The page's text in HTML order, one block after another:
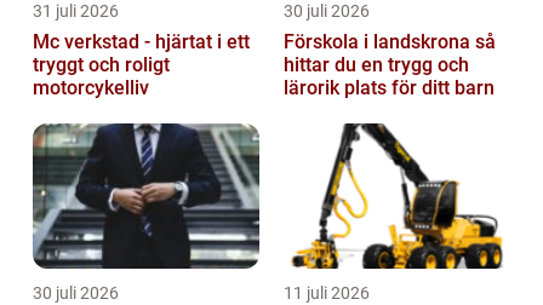
31 juli 2026
Mc verkstad - hjärtat i ett
tryggt och roligt
motorcykelliv
30 juli 2026
Förskola i landskrona så
hittar du en trygg och
lärorik plats för ditt barn
30 juli 2026 11 juli 2026